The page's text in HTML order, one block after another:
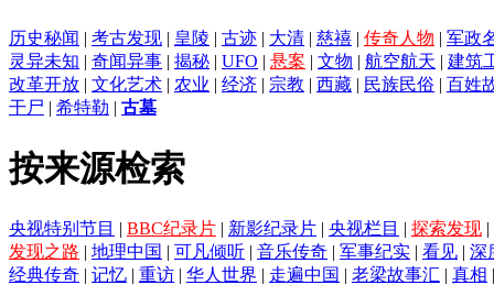
历史秘闻 | 考古发现 | 皇陵 | 古迹 | 大清 | 慈禧 | 传奇人物 | 军政
灵异未知 | 奇闻异事 | 揭秘 | UFO | 悬案 | 文物 | 航空航天 | 建筑
改革开放 | 文化艺术 | 农业 | 经济 | 宗教 | 西藏 | 民族民俗 | 百姓
干尸 | 希特勒 | 古墓
按来源检索
央视特别节目 | BBC纪录片 | 新影纪录片 | 央视栏目 | 探索发现 |
发现之路 | 地理中国 | 可凡倾听 | 音乐传奇 | 军事纪实 | 看见 | 深
经典传奇 | 记忆 | 重访 | 华人世界 | 走遍中国 | 老梁故事汇 | 真相